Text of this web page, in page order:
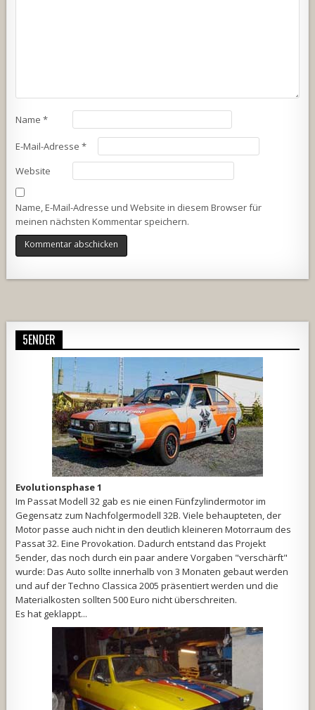
Name*
E-Mail-Adresse*
Website
Name, E-Mail-Adresse und Website in diesem Browser für
meinen nächsten Kommentar speichern.
5ENDER
Evolutionsphase 1
Im Passat Modell 32 gab es nie einen Fünfzylindermotor im
Gegensatz zum Nachfolgermodell 32B. Viele behaupteten, der
Motor passe auch nicht in den deutlich kleineren Motorraum des
Passat 32. Eine Provokation. Dadurch entstand das Projekt
5ender, das noch durch ein paar andere Vorgaben "verschärft"
wurde: Das Auto sollte innerhalb von 3 Monaten gebaut werden
und auf der Techno Classica 2005 präsentiert werden und die
Materialkosten sollten 500 Euro nicht überschreiten.
Es hat geklappt...